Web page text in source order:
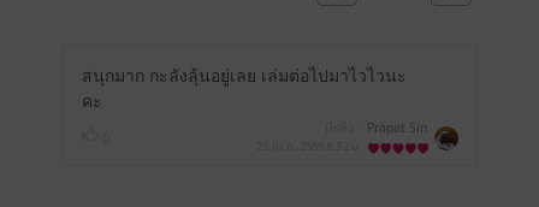
สนุกมาก กะลังลุ้นอยู่เลย เล่มต่อไปมาไวไวนะ
คะ
Prapat Sin